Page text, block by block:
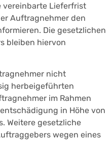
vereinbarte Lieferfrist
Auftragnehmer den
Die gesetzlichen
bleiben hiervon
nicht
herbeigeführten
im Rahmen
in Höhe von
Weitere gesetzliche
wegen eines